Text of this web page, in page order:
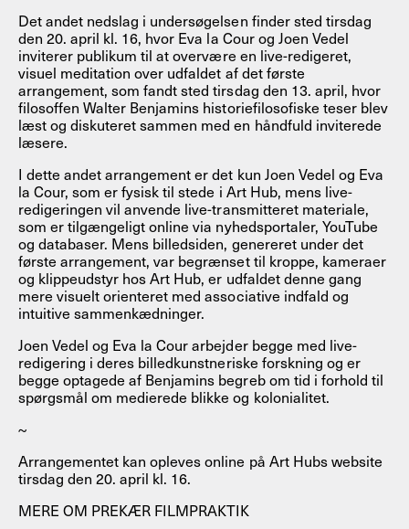
Det andet nedslag i undersøgelsen finder sted tirsdag
den 20. april kl. 16, hvor Eva la Cour og Joen Vedel
inviterer publikum til at overvære en live-redigeret,
visuel meditation over udfaldet af det første
arrangement, som fandt sted tirsdag den 13. april, hvor
filosoffen Walter Benjamins historiefilosofiske teser blev
læst og diskuteret sammen med en håndfuld inviterede
læsere.
I dette andet arrangement er det kun Joen Vedel og Eva
la Cour, som er fysisk til stede i Art Hub, mens live-
redigeringen vil anvende live-transmitteret materiale,
som er tilgængeligt online via nyhedsportaler, YouTube
og databaser. Mens billedsiden, genereret under det
første arrangement, var begrænset til kroppe, kameraer
og klippeudstyr hos Art Hub, er udfaldet denne gang
mere visuelt orienteret med associative indfald og
intuitive sammenkædninger.
Joen Vedel og Eva la Cour arbejder begge med live-
redigering i deres billedkunstneriske forskning og er
begge optagede af Benjamins begreb om tid i forhold til
spørgsmål om medierede blikke og kolonialitet.
~
Arrangementet kan opleves online på Art Hubs website
tirsdag den 20. april kl. 16.
MERE OM PREKÆR FILMPRAKTIK